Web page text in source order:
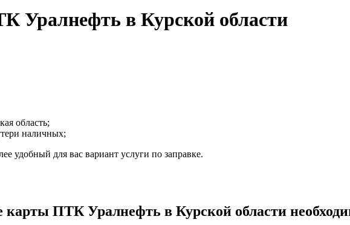
Уралнефть в Курской области
область;
наличных;
удобный для вас вариант услуги по заправке.
ПТК Уралнефть в Курской области